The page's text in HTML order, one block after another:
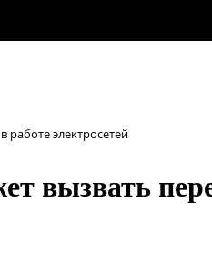
работе электросетей
вызвать